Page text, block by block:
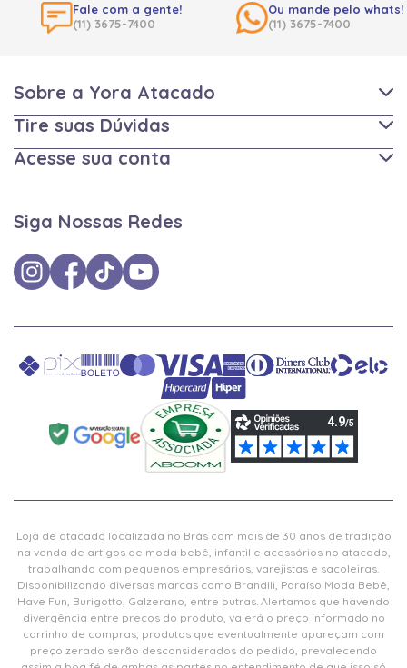
Fale com a gente!
(11) 3675-7400
Ou mande pelo whats!
(11) 3675-7400
Sobre a Yora Atacado
Tire suas Dúvidas
Acesse sua conta
Siga Nossas Redes
Loja de atacado localizada no Brás com mais de 30 anos de tradição
na venda de artigos de moda bebê, infantil e acessórios no atacado,
trabalhando com pequenos empresários, varejistas e sacoleiras.
Disponibilizando diversas marcas como Brandili, Paraíso Moda Bebê,
Have Fun, Burigotto, Galzerano, entre outras. Alertamos que havendo
divergência entre preços do produto, valerá o preço informado no
carrinho de compras, produtos que eventualmente apareçam com
preço zerado serão desconsiderados do pedido, prevalecendo